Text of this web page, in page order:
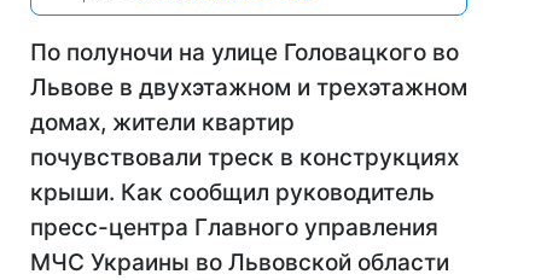
По полуночи на улице Головацкого во
Львове в двухэтажном и трехэтажном
домах, жители квартир
почувствовали треск в конструкциях
крыши. Как сообщил руководитель
пресс-центра Главного управления
МЧС Украины во Львовской области